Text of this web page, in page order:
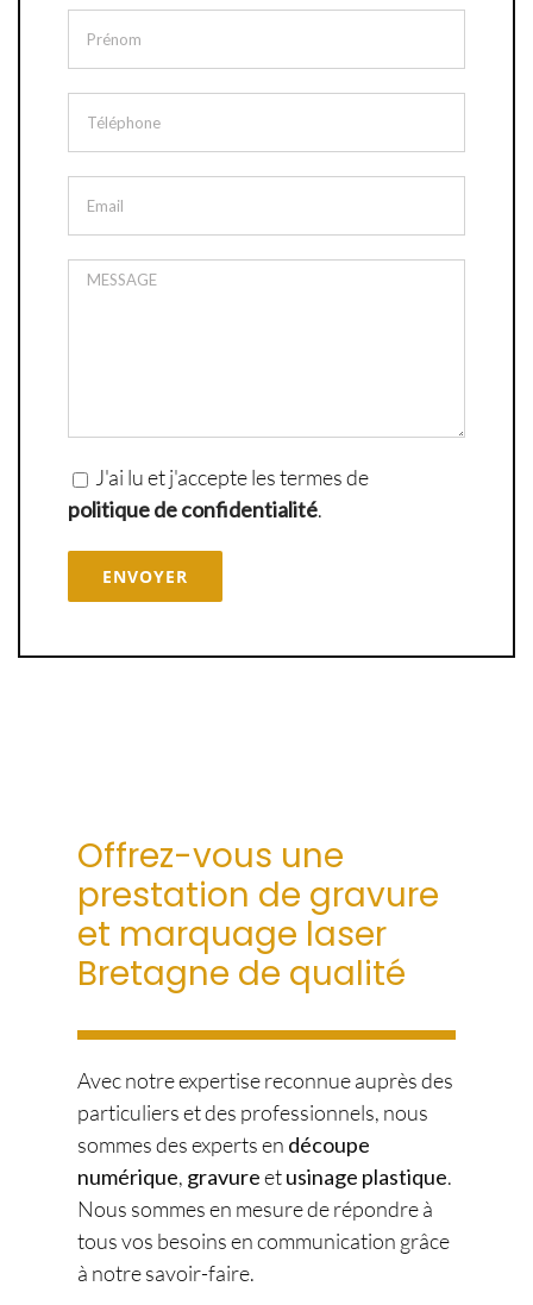
J'ai lu et j'accepte les termes de
politique de confidentialité.
Offrez-vous une
prestation de gravure
et marquage laser
Bretagne de qualité
Avec notre expertise reconnue auprès des
particuliers et des professionnels, nous
sommes des experts en découpe
numérique, gravureetusinage plastique.
Nous sommes en mesure de répondre à
tous vos besoins en communication grâce
à notre savoir-faire.